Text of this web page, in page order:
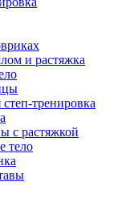
и растяжка
тренировка
с растяжкой
тело